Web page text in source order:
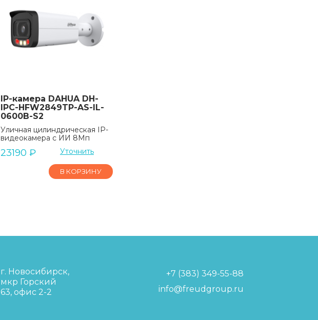
IP-камера DAHUA DH-
IPC-HFW2849TP-AS-IL-
0600B-S2
Уличная цилиндрическая IP-
видеокамера с ИИ 8Мп
23190 ₽ Уточнить
В КОРЗИНУ
г. Новосибирск,
мкр Горский
63, офис 2-2
+7 (383) 349-55-88
info@freudgroup.ru